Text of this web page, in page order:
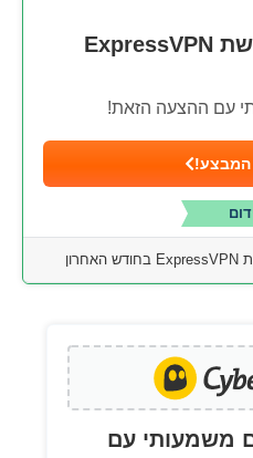
שלמו פחות בעת רכישת ExpressVPN
עם ההצעה הזאת!
המבצע!
משמעותי עם